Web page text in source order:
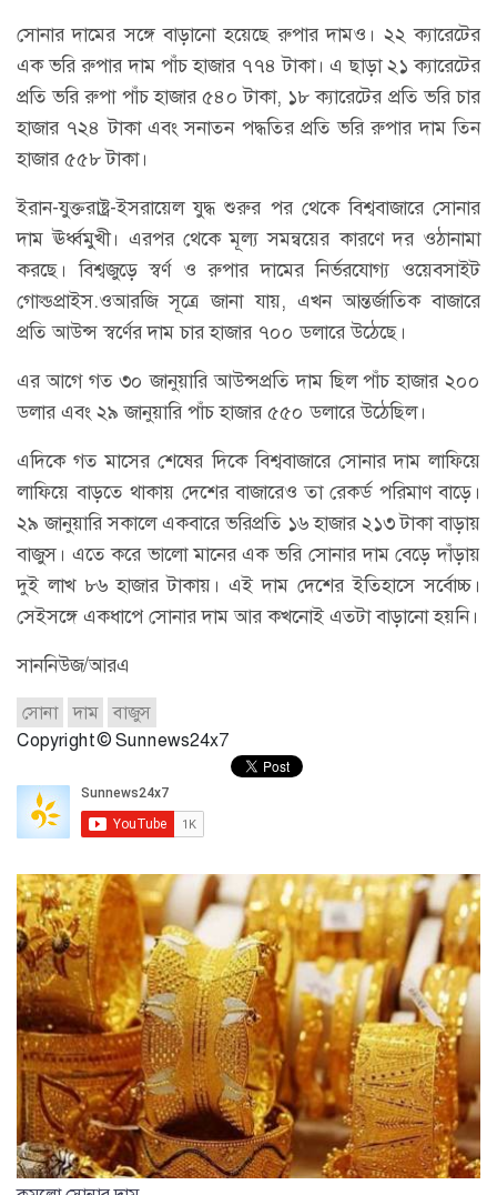
সোনার দামের সঙ্গে বাড়ানো হয়েছে রুপার দামও। ২২ ক্যারেটের
এক ভরি রুপার দাম পাঁচ হাজার ৭৭৪ টাকা। এ ছাড়া ২১ ক্যারেটের
প্রতি ভরি রুপা পাঁচ হাজার ৫৪০ টাকা, ১৮ ক্যারেটের প্রতি ভরি চার
হাজার ৭২৪ টাকা এবং সনাতন পদ্ধতির প্রতি ভরি রুপার দাম তিন
হাজার ৫৫৮ টাকা।
ইরান-যুক্তরাষ্ট্র-ইসরায়েল যুদ্ধ শুরুর পর থেকে বিশ্ববাজারে সোনার
দাম ঊর্ধ্বমুখী। এরপর থেকে মূল্য সমন্বয়ের কারণে দর ওঠানামা
করছে। বিশ্বজুড়ে স্বর্ণ ও রুপার দামের নির্ভরযোগ্য ওয়েবসাইট
গোল্ডপ্রাইস.ওআরজি সূত্রে জানা যায়, এখন আন্তর্জাতিক বাজারে
প্রতি আউন্স স্বর্ণের দাম চার হাজার ৭০০ ডলারে উঠেছে।
এর আগে গত ৩০ জানুয়ারি আউন্সপ্রতি দাম ছিল পাঁচ হাজার ২০০
ডলার এবং ২৯ জানুয়ারি পাঁচ হাজার ৫৫০ ডলারে উঠেছিল।
এদিকে গত মাসের শেষের দিকে বিশ্ববাজারে সোনার দাম লাফিয়ে
লাফিয়ে বাড়তে থাকায় দেশের বাজারেও তা রেকর্ড পরিমাণ বাড়ে।
২৯ জানুয়ারি সকালে একবারে ভরিপ্রতি ১৬ হাজার ২১৩ টাকা বাড়ায়
বাজুস। এতে করে ভালো মানের এক ভরি সোনার দাম বেড়ে দাঁড়ায়
দুই লাখ ৮৬ হাজার টাকায়। এই দাম দেশের ইতিহাসে সর্বোচ্চ।
সেইসঙ্গে একধাপে সোনার দাম আর কখনোই এতটা বাড়ানো হয়নি।
সাননিউজ/আরএ
সোনা দাম
বাজুস
Copyright © Sunnews24x7